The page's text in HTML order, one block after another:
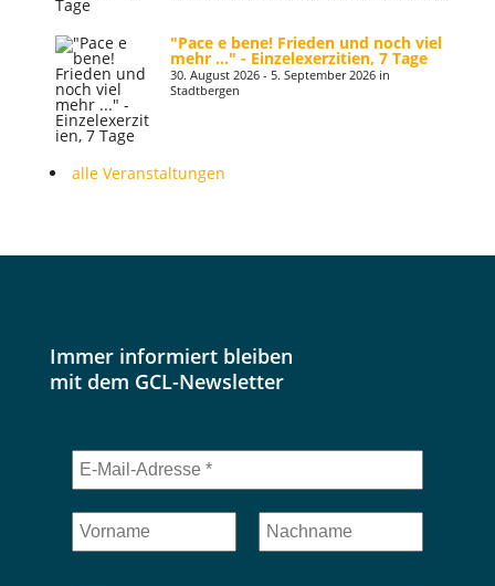
"Pace e bene! Frieden und noch viel
mehr ..." - Einzelexerzitien, 7 Tage
30. August 2026 - 5. September 2026 in
Stadtbergen
alle Veranstaltungen
Immer informiert bleiben
mit dem GCL-Newsletter